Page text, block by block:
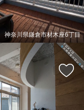
神奈川県鎌倉市材木座6丁目